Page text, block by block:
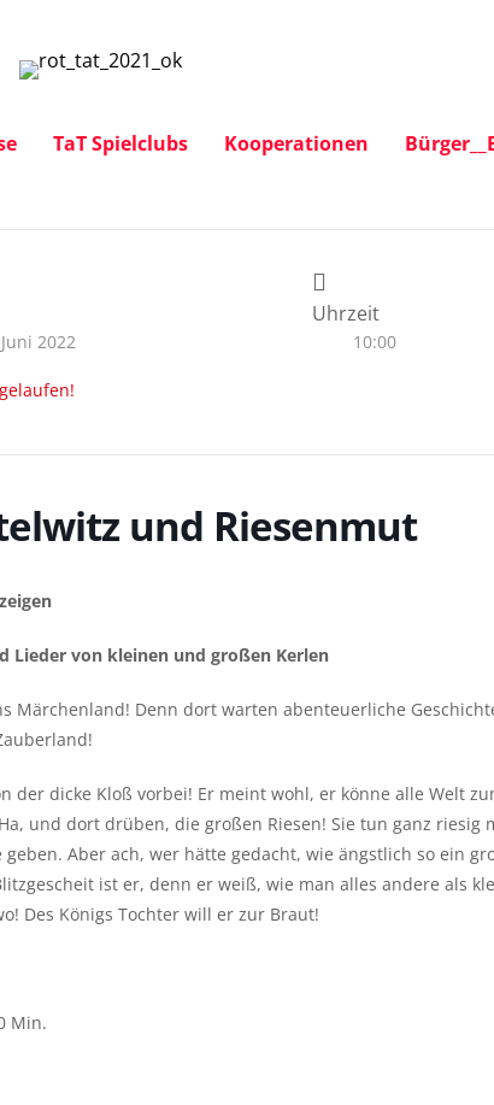
TaT Spielclubs Kooperationen
2022
Uhrzeit
10:00
und Riesenmut
Lieder von kleinen und großen Kerlen
Märchenland! Denn dort warten abenteuerliche
der dicke Kloß vorbei! Er meint wohl, er könne alle Welt
und dort drüben, die großen Riesen! Sie tun ganz riesig
geben. Aber ach, wer hätte gedacht, wie ängstlich so ein
ist er, denn er weiß, wie man alles andere als
Des Königs Tochter will er zur Braut!
Min.